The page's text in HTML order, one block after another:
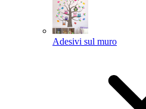
Adesivi sul muro